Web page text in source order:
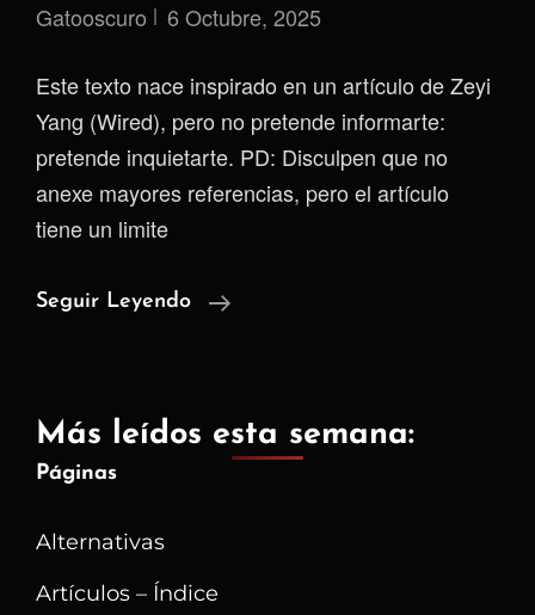
Gatooscuro 6 Octubre, 2025
Este texto nace inspirado en un artículo de Zeyi
Yang (Wired), pero no pretende informarte:
pretende inquietarte. PD: Disculpen que no
anexe mayores referencias, pero el artículo
tiene un limite
Seguir Leyendo
El
A
Más leídos esta semana:
Páginas
Alternativas
Artículos – Índice